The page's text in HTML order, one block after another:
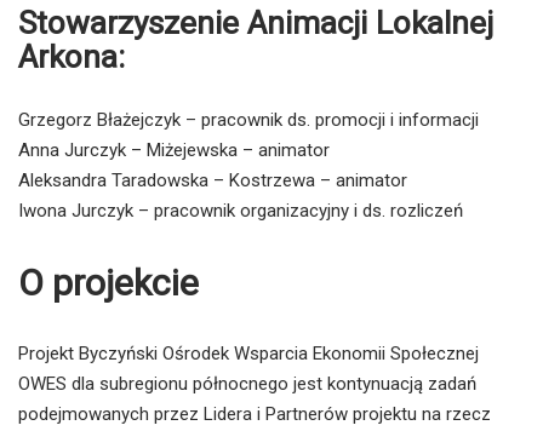
Stowarzyszenie Animacji Lokalnej
Arkona:
Grzegorz Błażejczyk – pracownik ds. promocji i informacji
Anna Jurczyk – Miżejewska – animator
Aleksandra Taradowska – Kostrzewa – animator
Iwona Jurczyk – pracownik organizacyjny i ds. rozliczeń
O projekcie
Projekt Byczyński Ośrodek Wsparcia Ekonomii Społecznej
OWES dla subregionu północnego jest kontynuacją zadań
podejmowanych przez Lidera i Partnerów projektu na rzecz